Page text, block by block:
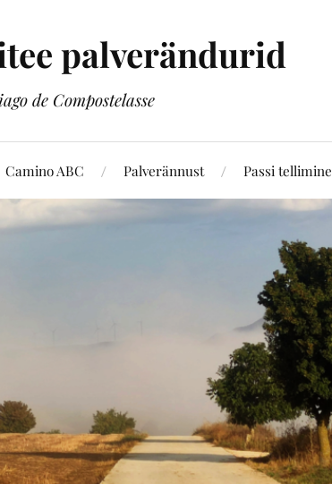
palverändurid
de Compostelasse
Camino ABC Palverännust Passi tellimine